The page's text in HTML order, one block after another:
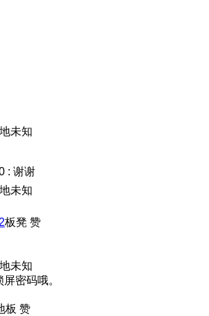
未知
: 谢谢
未知
板凳 赞
未知
密码哦。
板 赞